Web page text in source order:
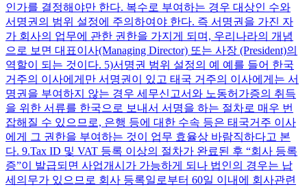
인가를 결정해야만 한다. 복수로 부여하는 경우 대상인 수와
서명권의 범위 설정에 주의하여야 한다. 즉 서명권을 가진 자
가 회사의 업무에 관한 권한을 가지게 되며, 우리나라의 개념
으로 보면 대표이사(Managing Director) 또는 사장 (President)의
역할이 되는 것이다. 5)서명권 범위 설정의 예 예를 들어 한국
거주의 이사에게만 서명권이 있고 태국 거주의 이사에게는 서
명권을 부여하지 않는 경우 세무신고서와 노동허가증의 취득
을 위한 서류를 한국으로 보내서 서명을 하는 절차로 매우 번
잡해질 수 있으므로, 은행 등에 대한 수속 등은 태국거주 이사
에게 그 권한을 부여하는 것이 업무 효율상 바람직하다고 본
다. 9.Tax ID 및 VAT 등록 이상의 절차가 완료된 후 “회사 등록
증”이 발급되면 사업개시가 가능하게 되나 법인의 경우는 납
세의무가 있으므로 회사 등록일로부터 60일 이내에 회사관련